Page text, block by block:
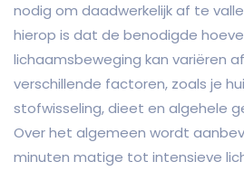
nodig om daadwerkelijk af te
hierop is dat de benodigde
lichaamsbeweging kan variëren
verschillende factoren, zoals je
stofwisseling, dieet en algehele
Over het algemeen wordt
minuten matige tot intensieve